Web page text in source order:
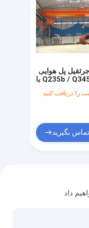
پل هوایی
5 تنی Q235b / Q345b با
سیمی
را دریافت کنید
بگیرید
داد